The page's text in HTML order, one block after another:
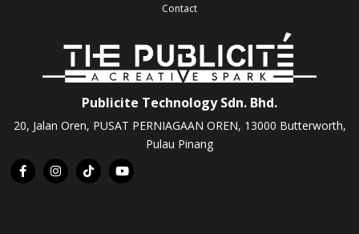
Contact
Publicite Technology Sdn. Bhd.
20, Jalan Oren, PUSAT PERNIAGAAN OREN, 13000 Butterworth,
Pulau Pinang